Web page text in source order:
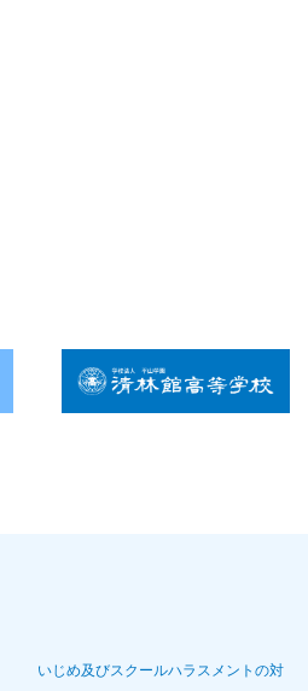
いじめ及びスクールハラスメントの対